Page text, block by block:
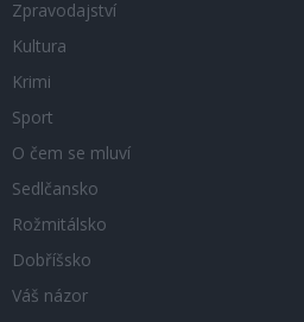
Zpravodajství
Kultura
Krimi
Sport
O čem se mluví
Sedlčansko
Rožmitálsko
Dobříšsko
Váš názor